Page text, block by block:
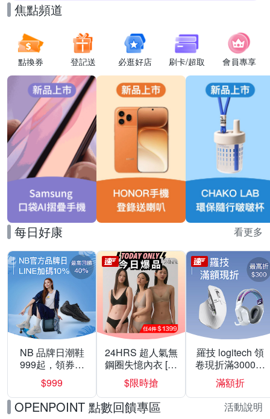
焦點頻道
點換券 登記送 必逛好店 刷卡/超取 會員專享
每日好康 看更多
NB 品牌日潮鞋
999起，領券折
上折 最高回饋
40%
$999
24HRS 超人氣無
鋼圈失憶內衣 [熱
銷好評]
$限時搶
羅技 logitech 領
卷現折滿3000折
300
滿額折
OPENPOINT 點數回饋專區 活動說明